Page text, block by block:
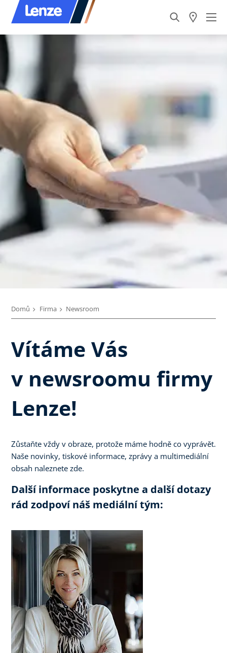
Domů Firma Newsroom
Vítáme Vás
v newsroomu firmy
Lenze!
Zůstaňte vždy v obraze, protože máme hodně co vyprávět.
Naše novinky, tiskové informace, zprávy a multimediální
obsah naleznete zde.
Další informace poskytne a další dotazy
rád zodpoví náš mediální tým: